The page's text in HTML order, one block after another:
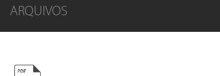
ARQUIVOS